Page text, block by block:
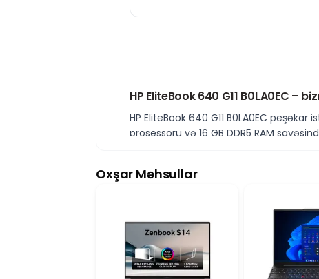
HP EliteBook 640 G11 B0LA0EC –
HP EliteBook 640 G11 B0LA0EC
prosessoru və 16 GB DDR5 RAM
İnteqrasiya olunmuş Intel qrafika ofis
Enerji səmərəliliyi sayəsində
14" WUXGA ekran və EliteBook
14 düymlük WUXGA ekran aydın
funksiyaları və biznes yönümlü
Oxşar Məhsullar